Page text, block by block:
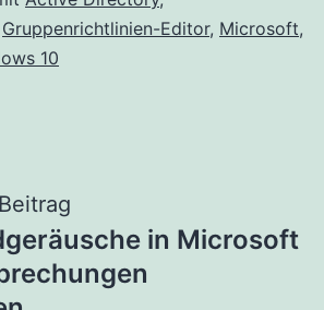
Gruppenrichtlinien-Editor, Microsoft,
10
in Microsoft